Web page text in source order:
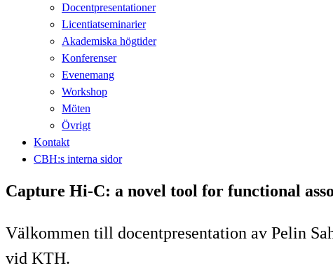
Docentpresentationer
Licentiatseminarier
Akademiska högtider
Konferenser
Evenemang
Workshop
Möten
Övrigt
Kontakt
CBH:s interna sidor
Capture Hi-C: a novel tool for functional
Välkommen till docentpresentation av Pelin
vid KTH.